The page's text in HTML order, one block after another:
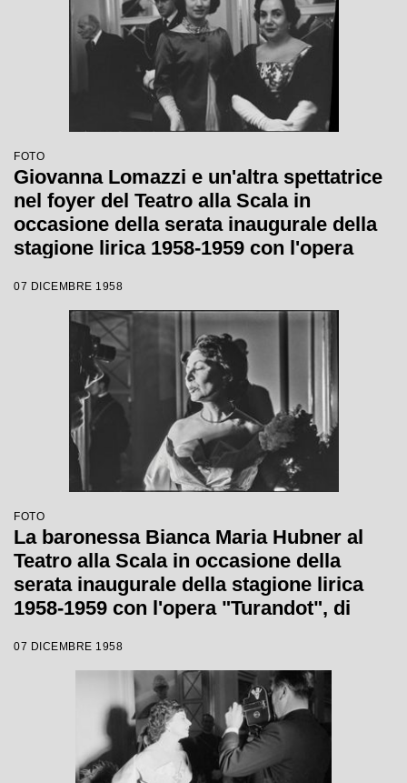
FOTO
Giovanna Lomazzi e un'altra spettatrice
nel foyer del Teatro alla Scala in
occasione della serata inaugurale della
stagione lirica 1958-1959 con l'opera
da Antonino Votto, con la regia di
Margherita Wallmann
07 DICEMBRE 1958
FOTO
La baronessa Bianca Maria Hubner al
Teatro alla Scala in occasione della
serata inaugurale della stagione lirica
1958-1959 con l'opera "Turandot", di
Votto con la regia di Margherita
07 DICEMBRE 1958